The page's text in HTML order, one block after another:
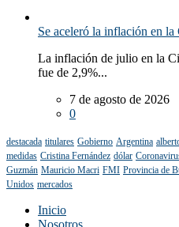
Se aceleró la inflación en
La inflación de julio en la
fue de 2,9%...
7 de agosto de 2026
0
destacada titulares Gobierno Argentina
medidas Cristina Fernández dólar
Guzmán Mauricio Macri FMI Provincia de
Unidos mercados
Inicio
Nosotros